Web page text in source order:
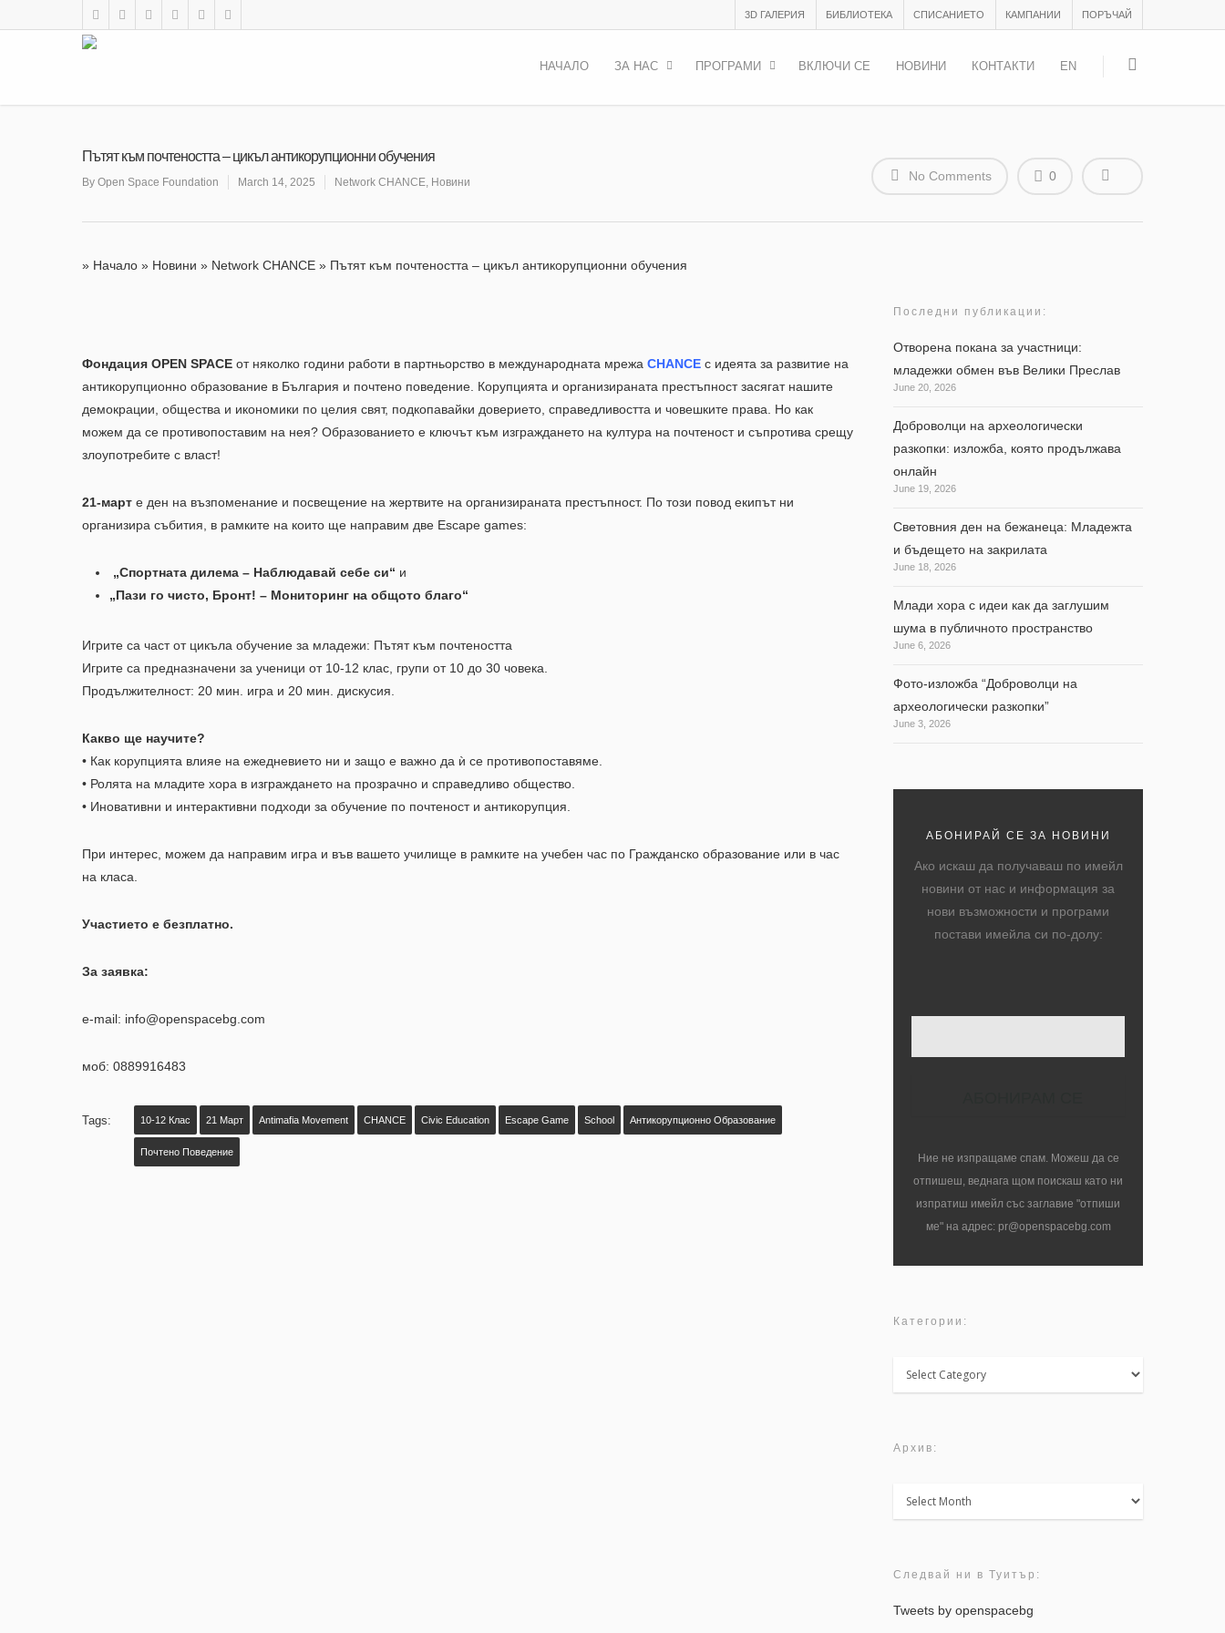
3D ГАЛЕРИЯ БИБЛИОТЕКА СПИСАНИЕТО КАМПАНИИ ПОРЪЧАЙ
НАЧАЛО ЗА НАС ПРОГРАМИ ВКЛЮЧИ СЕ НОВИНИ КОНТАКТИ EN
Пътят към почтеността – цикъл антикорупционни обучения
By Open Space Foundation March 14, 2025 Network CHANCE, Новини No Comments 0
» Начало » Новини » Network CHANCE » Пътят към почтеността – цикъл антикорупционни обучения
Фондация OPEN SPACE от няколко години работи в партньорство в международната мрежа CHANCE с идеята за развитие на
антикорупционно образование в България и почтено поведение. Корупцията и организираната престъпност засягат нашите
демокрации, общества и икономики по целия свят, подкопавайки доверието, справедливостта и човешките права. Но как
можем да се противопоставим на нея? Образованието е ключът към изграждането на култура на почтеност и съпротива срещу
злоупотребите с власт!
21-март е ден на възпоменание и посвещение на жертвите на организираната престъпност. По този повод екипът ни
организира събития, в рамките на които ще направим две Escape games:
„Спортната дилема – Наблюдавай себе си“ и
„Пази го чисто, Бронт! – Мониторинг на общото благо“
Игрите са част от цикъла обучение за младежи: Пътят към почтеността
Игрите са предназначени за ученици от 10-12 клас, групи от 10 до 30 човека.
Продължителност: 20 мин. игра и 20 мин. дискусия.
Какво ще научите?
• Как корупцията влияе на ежедневието ни и защо е важно да ѝ се противопоставяме.
• Ролята на младите хора в изграждането на прозрачно и справедливо общество.
• Иновативни и интерактивни подходи за обучение по почтеност и антикорупция.
При интерес, можем да направим игра и във вашето училище в рамките на учебен час по Гражданско образование или в час
на класа.
Участието е безплатно.
За заявка:
е-mail: info@openspacebg.com
моб: 0889916483
Tags: 10-12 Клас 21 Март Antimafia Movement CHANCE Civic Education Escape Game School Антикорупционно Образование
Почтено Поведение
Последни публикации:
Отворена покана за участници:
младежки обмен във Велики Преслав
June 20, 2026
Доброволци на археологически
разкопки: изложба, която продължава
онлайн
June 19, 2026
Световния ден на бежанеца: Младежта
и бъдещето на закрилата
June 18, 2026
Млади хора с идеи как да заглушим
шума в публичното пространство
June 6, 2026
Фото-изложба “Доброволци на
археологически разкопки”
June 3, 2026
АБОНИРАЙ СЕ ЗА НОВИНИ
Ако искаш да получаваш по имейл
новини от нас и информация за
нови възможности и програми
постави имейла си по-долу:
Ние не изпращаме спам. Можеш да се
отпишеш, веднага щом поискаш като ни
изпратиш имейл със заглавие "отпиши
ме" на адрес: pr@openspacebg.com
Категории:
Категории:
Архив:
Архив:
Следвай ни в Туитър:
Tweets by openspacebg